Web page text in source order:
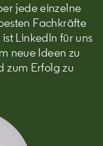
jede einzelne
Fachkräfte
LinkedIn für uns
neue Ideen zu
zum Erfolg zu